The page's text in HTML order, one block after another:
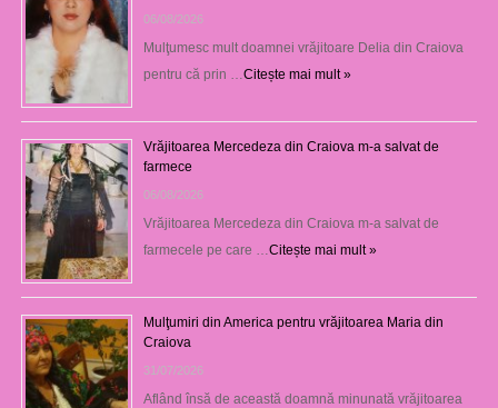
06/08/2026
Mulţumesc mult doamnei vrăjitoare Delia din Craiova
pentru că prin … Citește mai mult »
Vrăjitoarea Mercedeza din Craiova m-a salvat de
farmece
06/08/2026
Vrăjitoarea Mercedeza din Craiova m-a salvat de
farmecele pe care … Citește mai mult »
Mulţumiri din America pentru vrăjitoarea Maria din
Craiova
31/07/2026
Aflând însă de această doamnă minunată vrăjitoarea